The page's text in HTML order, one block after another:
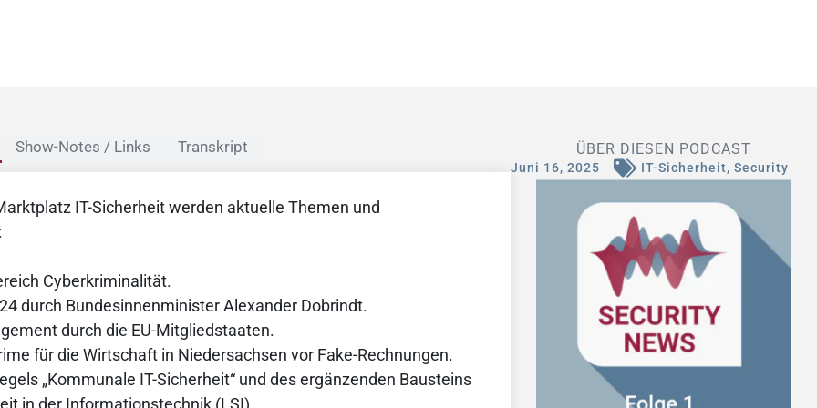
Show-Notes / Links Transkript
IT-Sicherheit werden aktuelle Themen und
Cyberkriminalität.
durch Bundesinnenminister Alexander Dobrindt.
durch die EU-Mitgliedstaaten.
für die Wirtschaft in Niedersachsen vor Fake-Rechnungen.
„Kommunale IT-Sicherheit“ und des ergänzenden Bausteins
in der Informationstechnik (LSI).
ÜBER DIESEN PODCAST
Juni 16, 2025 IT-Sicherheit, Security